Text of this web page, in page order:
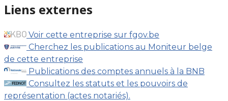
Liens externes
Voir cette entreprise sur fgov.be
Cherchez les publications au Moniteur belge
de cette entreprise
Publications des comptes annuels à la BNB
Consultez les statuts et les pouvoirs de
représentation (actes notariés).